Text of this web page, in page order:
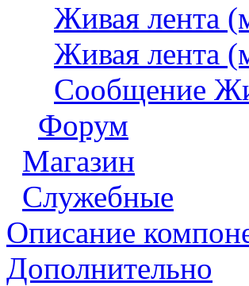
Живая лента
Живая лента
Сообщение
Форум
Магазин
Служебные
Описание
Дополнительно